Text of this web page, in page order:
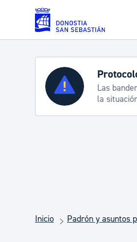
Saltar al contenido principal
Servicios
Padrón y asuntos
Seguridad
Las
la
Inicio Padrón y asuntos